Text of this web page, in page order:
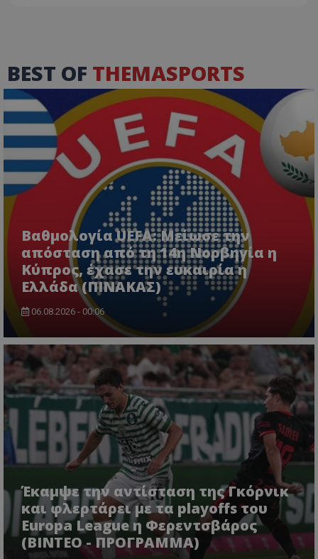
BEST OF THEMASPORTS
Βαθμολογία UEFA: Μείωσε την
απόσταση από τη 14η Νορβηγία η
Κύπρος, έχασε την ευκαιρία η
Ελλάδα (ΠΙΝΑΚΑΣ)
06.08.2026 - 00:06
Έκαμψε την αντίσταση της Γκόρνικ
και φλερτάρει με τα playoffs του
Europa League η Φερεντσβάρος
(ΒΙΝΤΕΟ - ΠΡΟΓΡΑΜΜΑ)